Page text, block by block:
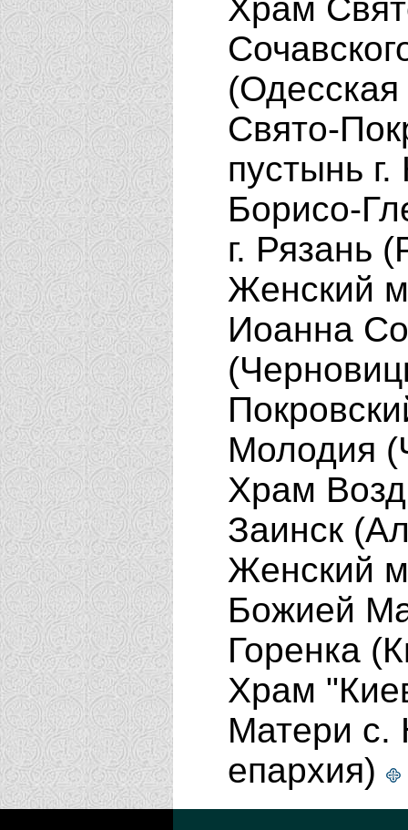
Храм
Свято-
пустынь
Борисо-
г. Рязань
Женский
Иоанна
Молодия
Храм
Заинск
Женский
Божией
Горенка
Храм
Матери с.
епархия)